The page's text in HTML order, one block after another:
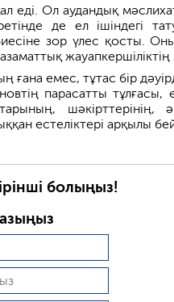
еді. Ол аудандық
де ел ішіндегі
зор үлес қосты.
ғана емес, тұтас бір
парасатты
шәкірттерінің,
естеліктері арқылы
болыңыз!